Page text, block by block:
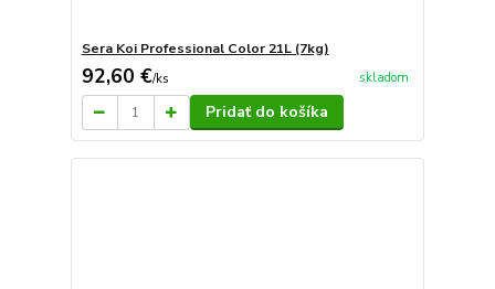
Sera Koi Professional Color 21L (7kg)
92,60 €/ks skladom
Pridať do košíka